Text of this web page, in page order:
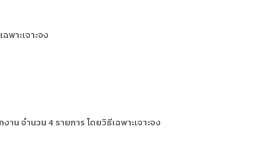
พาะเจาะจง
จำนวน 4 รายการ โดยวิธีเฉพาะเจาะจง